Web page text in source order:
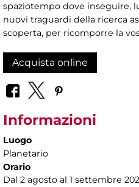
spaziotempo dove inseguire,
nuovi traguardi della ricerca
scoperta, per ricomporre la
Acquista online
Informazioni
Luogo
Planetario
Orario
Dal 2 agosto al 1 settembre